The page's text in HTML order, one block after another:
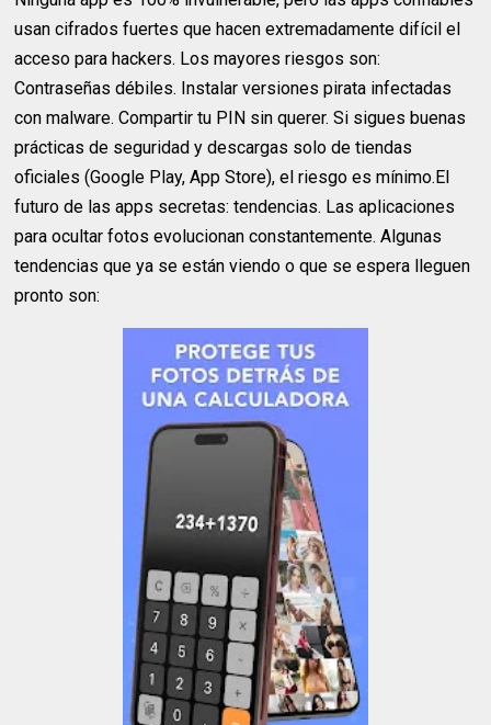
usan cifrados fuertes que hacen extremadamente difícil el
acceso para hackers. Los mayores riesgos son:
Contraseñas débiles. Instalar versiones pirata infectadas
con malware. Compartir tu PIN sin querer. Si sigues buenas
prácticas de seguridad y descargas solo de tiendas
oficiales (Google Play, App Store), el riesgo es mínimo.El
futuro de las apps secretas: tendencias. Las aplicaciones
para ocultar fotos evolucionan constantemente. Algunas
tendencias que ya se están viendo o que se espera lleguen
pronto son: